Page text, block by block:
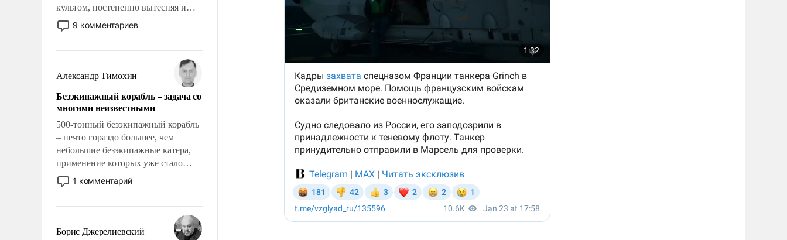
культом, постепенно вытесняя и
отменяя традиционное требование к
человеку – быть мужественным и
на себя ответственность, помогать
слабым, идти вперед и
адаптироваться.
9 комментариев
Александр Тимохин
Безэкипажный корабль – задача со
многими неизвестными
500-тонный безэкипажный корабль
– нечто гораздо большее, чем
небольшие безэкипажные катера,
применение которых уже стало
обыденностью. Задача по созданию
такого корабля очень сложна и
реализация радикально поднимет
наши боевые возможности.
1 комментарий
Борис Джерелиевский